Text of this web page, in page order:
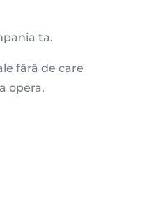
ta.
fără de care
opera.